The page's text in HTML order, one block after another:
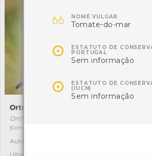
Ortrétum-dos-ribeiros
Orthetrum coerulescens
[Comum]
Autóctone
Última observação por:
 NOME VULGAR
Tomate-do-mar
 ESTATUTO DE
PORTUGAL
Sem informação
 ESTATUTO DE
(IUCN)
Sem informação